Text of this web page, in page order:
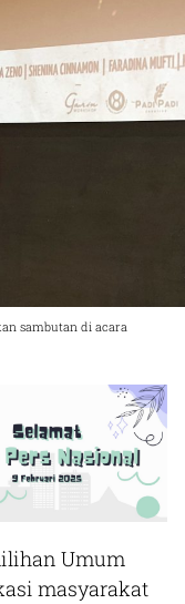
sambutan di acara
Umum
masyarakat